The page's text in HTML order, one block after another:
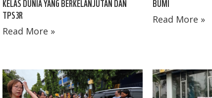
KELAS DUNIA YANG BERKELANJUTAN DAN
TPS3R
Read More »
BUMI
Read More »